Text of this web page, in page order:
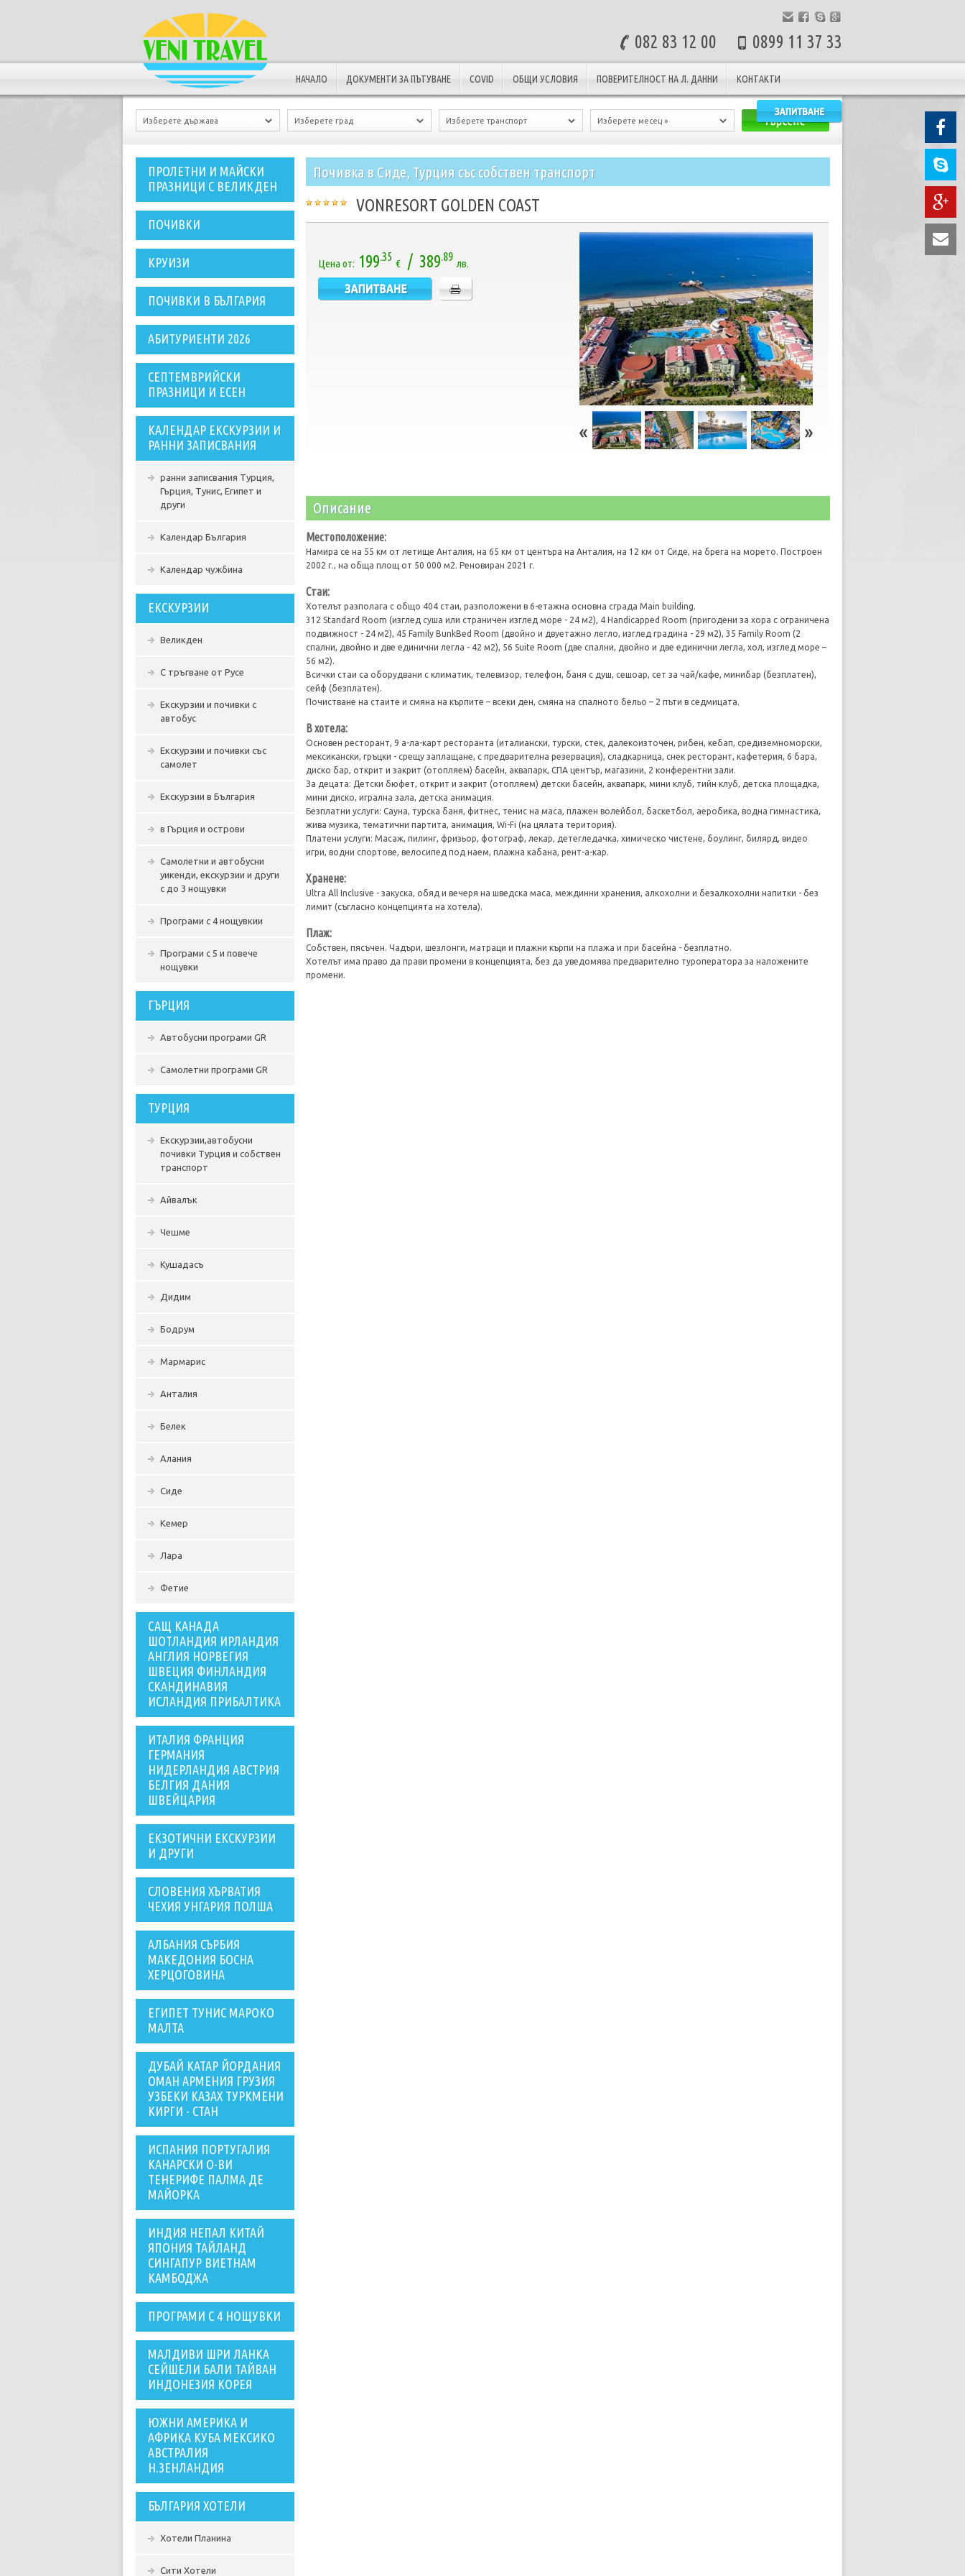
082 83 12 00 0899 11 37 33
НАЧАЛО ДОКУМЕНТИ ЗА ПЪТУВАНЕ COVID ОБЩИ УСЛОВИЯ ПОВЕРИТЕЛНОСТ НА Л. ДАННИ КОНТАКТИ
ПРОЛЕТНИ И МАЙСКИ
ПРАЗНИЦИ С ВЕЛИКДЕН
ПОЧИВКИ
КРУИЗИ
ПОЧИВКИ В БЪЛГАРИЯ
АБИТУРИЕНТИ 2026
СЕПТЕМВРИЙСКИ
ПРАЗНИЦИ И ЕСЕН
КАЛЕНДАР ЕКСКУРЗИИ И
РАННИ ЗАПИСВАНИЯ
ранни записвания Турция,
Гърция, Тунис, Египет и
други
Календар България
Календар чужбина
ЕКСКУРЗИИ
Великден
С тръгване от Русе
Екскурзии и почивки с
автобус
Екскурзии и почивки със
самолет
Екскурзии в България
в Гърция и острови
Самолетни и автобусни
уикенди, екскурзии и други
с до 3 нощувки
Програми с 4 нощувкии
Програми с 5 и повече
нощувки
ГЪРЦИЯ
Автобусни програми GR
Самолетни програми GR
ТУРЦИЯ
Екскурзии,автобусни
почивки Турция и собствен
транспорт
Айвалък
Чешме
Кушадасъ
Дидим
Бодрум
Мармарис
Анталия
Белек
Алания
Сиде
Кемер
Лара
Фетие
САЩ КАНАДА
ШОТЛАНДИЯ ИРЛАНДИЯ
АНГЛИЯ НОРВЕГИЯ
ШВЕЦИЯ ФИНЛАНДИЯ
СКАНДИНАВИЯ
ИСЛАНДИЯ ПРИБАЛТИКА
ИТАЛИЯ ФРАНЦИЯ
ГЕРМАНИЯ
НИДЕРЛАНДИЯ АВСТРИЯ
БЕЛГИЯ ДАНИЯ
ШВЕЙЦАРИЯ
ЕКЗОТИЧНИ ЕКСКУРЗИИ
И ДРУГИ
СЛОВЕНИЯ ХЪРВАТИЯ
ЧЕХИЯ УНГАРИЯ ПОЛША
АЛБАНИЯ СЪРБИЯ
МАКЕДОНИЯ БОСНА
ХЕРЦОГОВИНА
ЕГИПЕТ ТУНИС МАРОКО
МАЛТА
ДУБАЙ КАТАР ЙОРДАНИЯ
ОМАН АРМЕНИЯ ГРУЗИЯ
УЗБЕКИ КАЗАХ ТУРКМЕНИ
КИРГИ - СТАН
ИСПАНИЯ ПОРТУГАЛИЯ
КАНАРСКИ О-ВИ
ТЕНЕРИФЕ ПАЛМА ДЕ
МАЙОРКА
ИНДИЯ НЕПАЛ КИТАЙ
ЯПОНИЯ ТАЙЛАНД
СИНГАПУР ВИЕТНАМ
КАМБОДЖА
ПРОГРАМИ С 4 НОЩУВКИ
МАЛДИВИ ШРИ ЛАНКА
СЕЙШЕЛИ БАЛИ ТАЙВАН
ИНДОНЕЗИЯ КОРЕЯ
ЮЖНИ АМЕРИКА И
АФРИКА КУБА МЕКСИКО
АВСТРАЛИЯ
Н.ЗЕНЛАНДИЯ
БЪЛГАРИЯ ХОТЕЛИ
Хотели Планина
Сити Хотели
Почивка в Сиде, Турция със собствен транспорт
VONRESORT GOLDEN COAST
Цена от: 199.35
€ / 389.89
лв.
Описание
Местоположение:
Намира се на 55 км от летище Анталия, на 65 км от центъра на Анталия, на 12 км от Сиде, на брега на морето. Построен
2002 г., на обща площ от 50 000 м2. Реновиран 2021 г.
Стаи:
Хотелът разполага с общо 404 стаи, разположени в 6-етажна основна сградa Main building.
312 Standard Room (изглед суша или страничен изглед море - 24 м2), 4 Handicapped Room (пригодени за хора с ограничена
подвижност - 24 м2), 45 Family BunkBed Room (двойно и двуетажно легло, изглед градина - 29 м2), 35 Family Room (2
спални, двойно и две единични легла - 42 м2), 56 Suite Room (две спални, двойно и две единични легла, хол, изглед море –
56 м2).
Всички стаи са оборудвани с климатик, телевизор, телефон, баня с душ, сешоар, сет за чай/кафе, минибар (безплатен),
сейф (безплатен).
Почистване на стаите и смяна на кърпите – всеки ден, смяна на спалното бельо – 2 пъти в седмицата.
В хотела:
Основен ресторант, 9 а-ла-карт ресторанта (италиански, турски, стек, далекоизточен, рибен, кебап, средиземноморски,
мексикански, гръцки - срещу заплащане, с предварителна резервация), сладкарница, снек ресторант, кафетерия, 6 бара,
диско бар, открит и закрит (oтопляем) басейн, аквапарк, СПА център, магазини, 2 конферентни зали.
За децата: Детски бюфет, открит и закрит (отопляем) детски басейн, аквапарк, мини клуб, тийн клуб, детска площадка,
мини диско, игрална зала, детска анимация.
Безплатни услуги: Сауна, турска баня, фитнес, тенис на маса, плажен волейбол, баскетбол, аеробика, водна гимнастика,
жива музика, тематични партита, анимация, Wi-Fi (на цялата територия).
Платени услуги: Масаж, пилинг, фризьор, фотограф, лекар, детегледачка, химическо чистене, боулинг, билярд, видео
игри, водни спортове, велосипед под наем, плажна кабана, рент-а-кар.
Хранене:
Ultra All Inclusive - закуска, обяд и вечеря на шведска маса, междинни хранения, алкохолни и безалкохолни напитки - без
лимит (съгласно концепцията на хотела).
Плаж:
Собствен, пясъчен. Чадъри, шезлонги, матраци и плажни кърпи на плажа и при басейна - безплатно.
Хотелът има право да прави промени в концепцията, без да уведомява предварително туроператора за наложените
промени.